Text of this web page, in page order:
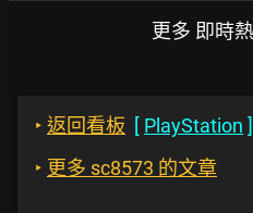
更多 即時
‣ 返回看板 [ PlayStation ]
‣ 更多 sc8573 的文章